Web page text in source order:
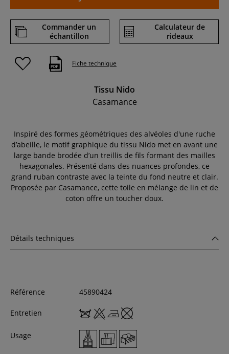
Commander un
échantillon
Calculateur de
rideaux
Fiche technique
Tissu Nido
Casamance
Inspiré des formes géométriques des alvéoles d'une ruche
d’abeille, le motif graphique du tissu Nido met en avant une
large bande brodée d’un treillis de fils formant des mailles
hexagonales. Présenté dans des nuances profondes, ce
grand ruban contraste avec la teinte du fond neutre et clair.
Proposée par Casamance, cette toile en mélange de lin et de
coton offre un toucher doux.
Détails techniques
Référence 45890424
Entretien
Usage